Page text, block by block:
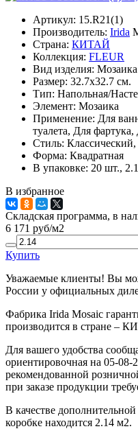
Артикул: 15.R21(1)
Производитель: Irida
Страна: КИТАЙ
Коллекция: FLEUR
Вид изделия: Мозаика
Размер: 32.7x32.7 см.
Тип: Напольная/
Элемент: Мозаика
Применение: Для
туалета, Для
Стиль:
Форма: Квадратная
В упаковке: 20 шт.,
В избранное
Складская программа, в
6 171 руб/м2
Купить
Уважаемые клиенты! Вы
России у официальных
Фабрика Irida Mosaic
производится в стране –
Для вашего удобства
ориентировочная на 05-08-
рекомендованной
при заказе продукции
В качестве
коробке находится 2.14 м2.